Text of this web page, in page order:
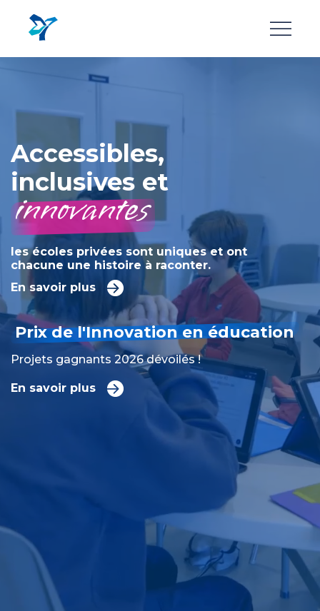
contenu
principal
Accessibles,
inclusives et
innovantes
les écoles privées sont uniques et ont
chacune une histoire à raconter.
En savoir plus
Prix de l'Innovation en éducation
Projets gagnants 2026 dévoilés !
En savoir plus